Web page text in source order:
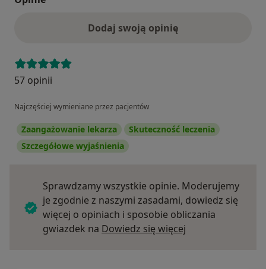
Dodaj swoją opinię
57 opinii
Najczęściej wymieniane przez pacjentów
Zaangażowanie lekarza
Skuteczność leczenia
Szczegółowe wyjaśnienia
Sprawdzamy wszystkie opinie. Moderujemy
je zgodnie z naszymi zasadami, dowiedz się
więcej o opiniach i sposobie obliczania
gwiazdek na Dowiedz się więcej